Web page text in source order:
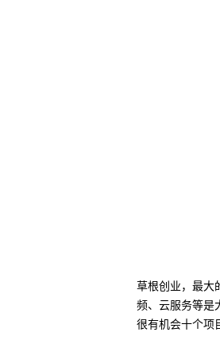
草根创业，最大
频、云服务等是
很有机会十个项